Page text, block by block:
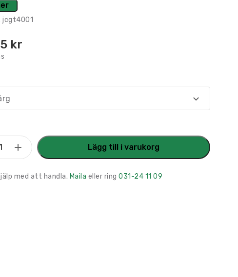
jcgt4001
kr
Lägg till i varukorg
med att handla. Maila eller ring 031-24 11 09